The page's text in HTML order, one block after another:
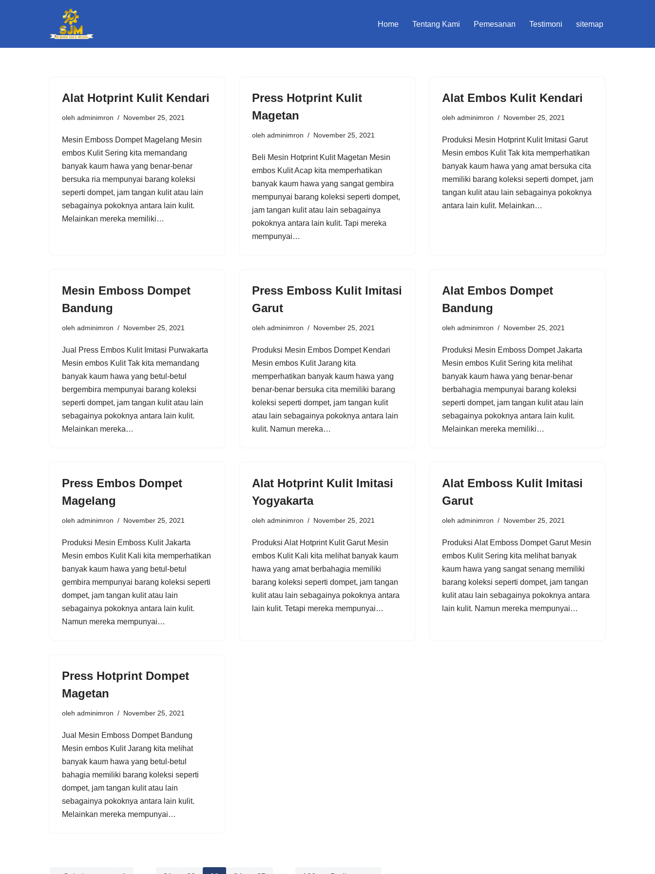
Home Tentang Kami Pemesanan Testimoni sitemap
Alat Hotprint Kulit Kendari
oleh adminimron November 25, 2021
Mesin Emboss Dompet Magelang Mesin
embos Kulit Sering kita memandang
banyak kaum hawa yang benar-benar
bersuka ria mempunyai barang koleksi
seperti dompet, jam tangan kulit atau lain
sebagainya pokoknya antara lain kulit.
Melainkan mereka memiliki…
Press Hotprint Kulit
Magetan
oleh adminimron November 25, 2021
Beli Mesin Hotprint Kulit Magetan Mesin
embos Kulit Acap kita memperhatikan
banyak kaum hawa yang sangat gembira
mempunyai barang koleksi seperti dompet,
jam tangan kulit atau lain sebagainya
pokoknya antara lain kulit. Tapi mereka
mempunyai…
Alat Embos Kulit Kendari
oleh adminimron November 25, 2021
Produksi Mesin Hotprint Kulit Imitasi Garut
Mesin embos Kulit Tak kita memperhatikan
banyak kaum hawa yang amat bersuka cita
memiliki barang koleksi seperti dompet, jam
tangan kulit atau lain sebagainya pokoknya
antara lain kulit. Melainkan…
Mesin Emboss Dompet
Bandung
oleh adminimron November 25, 2021
Jual Press Embos Kulit Imitasi Purwakarta
Mesin embos Kulit Tak kita memandang
banyak kaum hawa yang betul-betul
bergembira mempunyai barang koleksi
seperti dompet, jam tangan kulit atau lain
sebagainya pokoknya antara lain kulit.
Melainkan mereka…
Press Emboss Kulit Imitasi
Garut
oleh adminimron November 25, 2021
Produksi Mesin Embos Dompet Kendari
Mesin embos Kulit Jarang kita
memperhatikan banyak kaum hawa yang
benar-benar bersuka cita memiliki barang
koleksi seperti dompet, jam tangan kulit
atau lain sebagainya pokoknya antara lain
kulit. Namun mereka…
Alat Embos Dompet
Bandung
oleh adminimron November 25, 2021
Produksi Mesin Emboss Dompet Jakarta
Mesin embos Kulit Sering kita melihat
banyak kaum hawa yang benar-benar
berbahagia mempunyai barang koleksi
seperti dompet, jam tangan kulit atau lain
sebagainya pokoknya antara lain kulit.
Melainkan mereka memiliki…
Press Embos Dompet
Magelang
oleh adminimron November 25, 2021
Produksi Mesin Emboss Kulit Jakarta
Mesin embos Kulit Kali kita memperhatikan
banyak kaum hawa yang betul-betul
gembira mempunyai barang koleksi seperti
dompet, jam tangan kulit atau lain
sebagainya pokoknya antara lain kulit.
Namun mereka mempunyai…
Alat Hotprint Kulit Imitasi
Yogyakarta
oleh adminimron November 25, 2021
Produksi Alat Hotprint Kulit Garut Mesin
embos Kulit Kali kita melihat banyak kaum
hawa yang amat berbahagia memiliki
barang koleksi seperti dompet, jam tangan
kulit atau lain sebagainya pokoknya antara
lain kulit. Tetapi mereka mempunyai…
Alat Emboss Kulit Imitasi
Garut
oleh adminimron November 25, 2021
Produksi Alat Emboss Dompet Garut Mesin
embos Kulit Sering kita melihat banyak
kaum hawa yang sangat senang memiliki
barang koleksi seperti dompet, jam tangan
kulit atau lain sebagainya pokoknya antara
lain kulit. Namun mereka mempunyai…
Press Hotprint Dompet
Magetan
oleh adminimron November 25, 2021
Jual Mesin Emboss Dompet Bandung
Mesin embos Kulit Jarang kita melihat
banyak kaum hawa yang betul-betul
bahagia memiliki barang koleksi seperti
dompet, jam tangan kulit atau lain
sebagainya pokoknya antara lain kulit.
Melainkan mereka mempunyai…